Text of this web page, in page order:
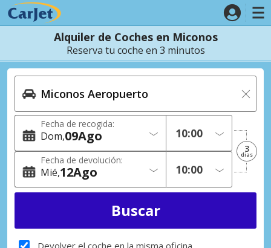
Alquiler de Coches en Miconos
Reserva tu coche en 3 minutos
Fecha de recogida:
Dom 09Ago
Fecha de devolución:
Mié 12Ago
3
dias
Devolver el coche en la misma oficina